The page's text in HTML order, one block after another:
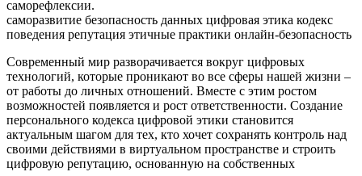
саморефлексии.
саморазвитие безопасность данных цифровая этика кодекс
поведения репутация этичные практики онлайн-безопасность
Современный мир разворачивается вокруг цифровых
технологий, которые проникают во все сферы нашей жизни –
от работы до личных отношений. Вместе с этим ростом
возможностей появляется и рост ответственности. Создание
персонального кодекса цифровой этики становится
актуальным шагом для тех, кто хочет сохранять контроль над
своими действиями в виртуальном пространстве и строить
цифровую репутацию, основанную на собственных